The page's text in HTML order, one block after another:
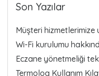
Son Yazılar
Müşteri hizmetlerimize
Wi-Fi kurulumu
Eczane yönetmeliği
Termolog Kullanım